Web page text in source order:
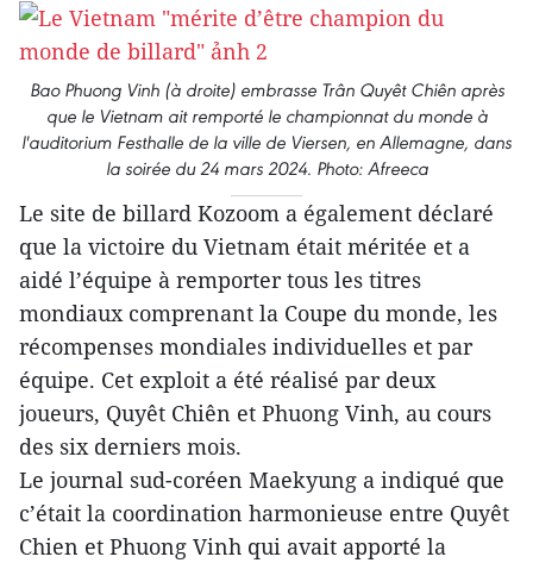
Bao Phuong Vinh (à droite) embrasse Trân Quyêt Chiên après
que le Vietnam ait remporté le championnat du monde à
l'auditorium Festhalle de la ville de Viersen, en Allemagne, dans
la soirée du 24 mars 2024. Photo: Afreeca
Le site de billard Kozoom a également déclaré
que la victoire du Vietnam était méritée et a
aidé l’équipe à remporter tous les titres
mondiaux comprenant la Coupe du monde, les
récompenses mondiales individuelles et par
équipe. Cet exploit a été réalisé par deux
joueurs, Quyêt Chiên et Phuong Vinh, au cours
des six derniers mois.
Le journal sud-coréen Maekyung a indiqué que
c’était la coordination harmonieuse entre Quyêt
Chien et Phuong Vinh qui avait apporté la